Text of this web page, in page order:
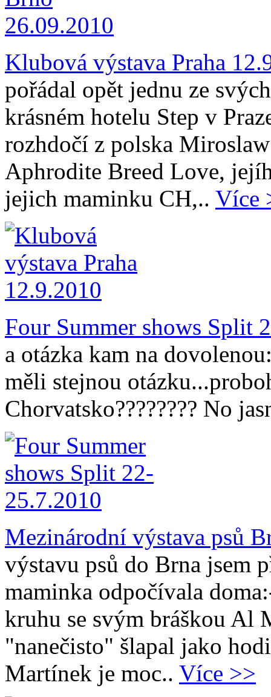
Klubová výstava Praha
pořádal opět jednu ze
krásném hotelu Step v
rozhdočí z polska
Aphrodite Breed Love,
jejich maminku CH,.. Více
Four Summer shows Split
a otázka kam na
měli stejnou
Chorvatsko???????? No
Mezinárodní výstava psů
výstavu psů do Brna jsem
maminka odpočívala
kruhu se svým bráškou Al
"nanečisto" šlapal jako
Martínek je moc.. Více >>